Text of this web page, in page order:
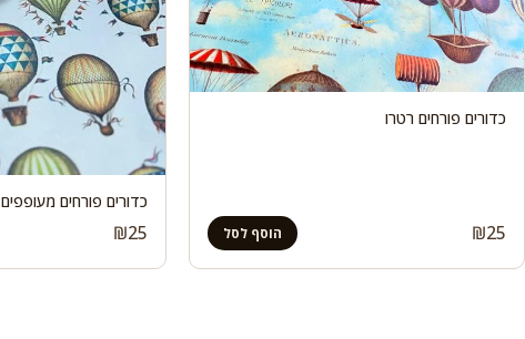
כדורים פורחים רטרו
₪25 הוסף לסל
כדורים פורחים מעופפים
₪25